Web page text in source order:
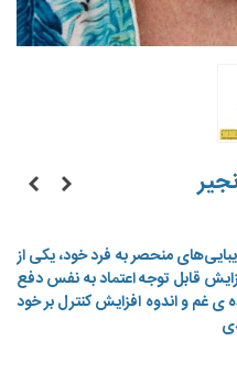
منحصر به فرد خود، یکی از
قابل توجه اعتماد به نفس دفع
ی غم و اندوه افزایش کنترل بر خود